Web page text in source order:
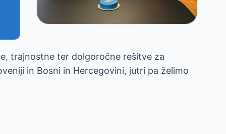
trajnostne ter dolgoročne rešitve za
in Bosni in Hercegovini, jutri pa želimo